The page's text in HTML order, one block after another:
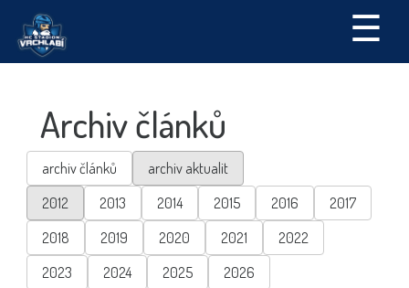
☰
Archiv článků
archiv článků
archiv aktualit
2012
2013 2014 2015 2016
2017
2018
2019 2020 2021
2022
2023
2024 2025
2026